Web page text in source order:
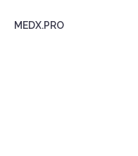
MEDX.PRO